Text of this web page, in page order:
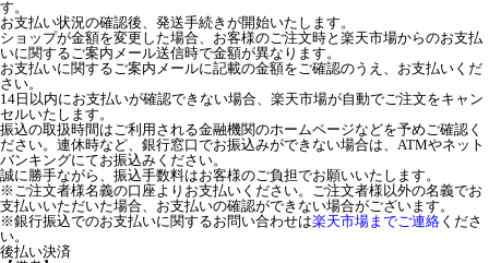
す。
お支払い状況の確認後、発送手続きが開始いたします。
ショップが金額を変更した場合、お客様のご注文時と楽天市場からのお支払
いに関するご案内メール送信時で金額が異なります。
お支払いに関するご案内メールに記載の金額をご確認のうえ、お支払いくだ
さい。
14日以内にお支払いが確認できない場合、楽天市場が自動でご注文をキャン
セルいたします。
振込の取扱時間はご利用される金融機関のホームページなどを予めご確認く
ださい。連休時など、銀行窓口でお振込みができない場合は、ATMやネット
バンキングにてお振込みください。
誠に勝手ながら、振込手数料はお客様のご負担でお願いいたします。
※ご注文者様名義の口座よりお支払いください。ご注文者様以外の名義でお
支払いいただいた場合、お支払いの確認ができない場合がございます。
※銀行振込でのお支払いに関するお問い合わせは楽天市場までご連絡 くださ
い。
後払い決済